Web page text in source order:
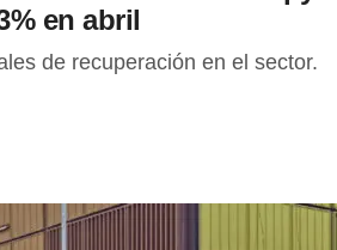
en abril
de recuperación en el sector.